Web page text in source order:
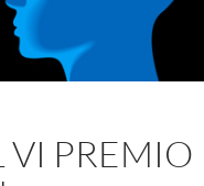
VI PREMIO